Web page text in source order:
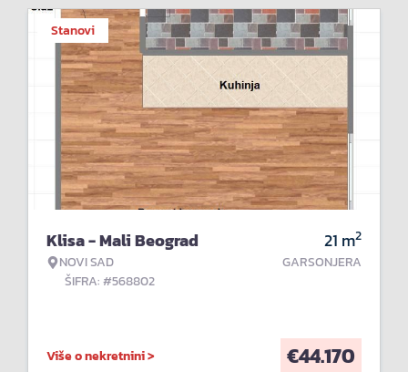
Stanovi
Klisa - Mali Beograd
NOVI SAD
ŠIFRA: #568802
21 m2
GARSONJERA
Više o nekretnini > €44.170